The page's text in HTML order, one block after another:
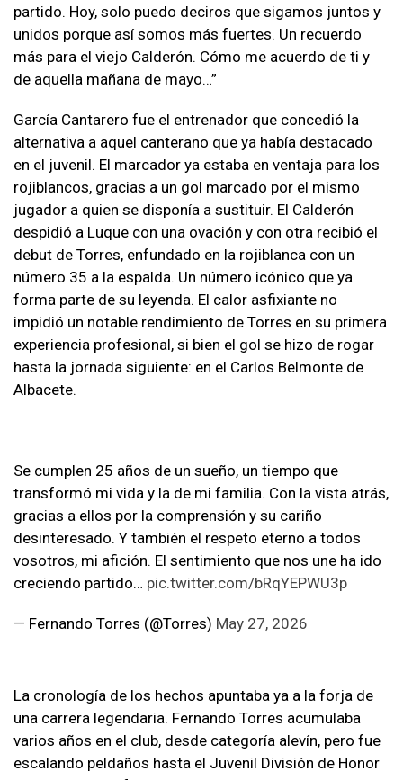
partido. Hoy, solo puedo deciros que sigamos juntos y
unidos porque así somos más fuertes. Un recuerdo
más para el viejo Calderón. Cómo me acuerdo de ti y
de aquella mañana de mayo…”
García Cantarero fue el entrenador que concedió la
alternativa a aquel canterano que ya había destacado
en el juvenil. El marcador ya estaba en ventaja para los
rojiblancos, gracias a un gol marcado por el mismo
jugador a quien se disponía a sustituir. El Calderón
despidió a Luque con una ovación y con otra recibió el
debut de Torres, enfundado en la rojiblanca con un
número 35 a la espalda. Un número icónico que ya
forma parte de su leyenda. El calor asfixiante no
impidió un notable rendimiento de Torres en su primera
experiencia profesional, si bien el gol se hizo de rogar
hasta la jornada siguiente: en el Carlos Belmonte de
Albacete.
Se cumplen 25 años de un sueño, un tiempo que
transformó mi vida y la de mi familia. Con la vista atrás,
gracias a ellos por la comprensión y su cariño
desinteresado. Y también el respeto eterno a todos
vosotros, mi afición. El sentimiento que nos une ha ido
creciendo partido… pic.twitter.com/bRqYEPWU3p
— Fernando Torres (@Torres) May 27, 2026
La cronología de los hechos apuntaba ya a la forja de
una carrera legendaria. Fernando Torres acumulaba
varios años en el club, desde categoría alevín, pero fue
escalando peldaños hasta el Juvenil División de Honor